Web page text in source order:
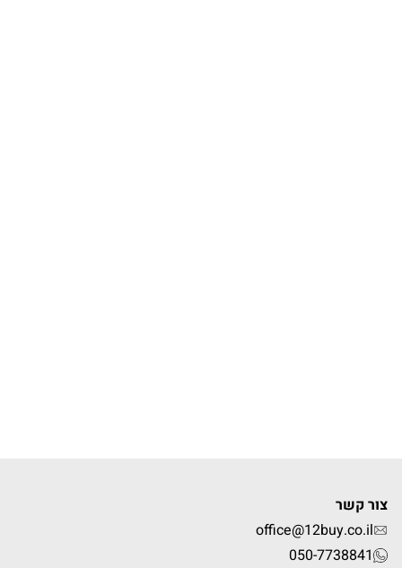
צור קשר
office@12buy.co.il
050-7738841